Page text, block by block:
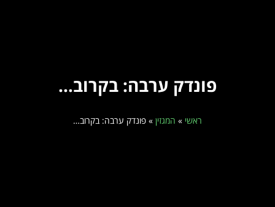
פונדק ערבה: בקרוב…
ראשי » המגזין » פונדק ערבה: בקרוב…